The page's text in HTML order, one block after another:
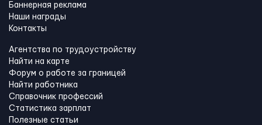
Баннерная реклама
Наши награды
Контакты
Агентства по трудоустройству
Найти на карте
Форум о работе за границей
Найти работника
Справочник профессий
Статистика зарплат
Полезные статьи